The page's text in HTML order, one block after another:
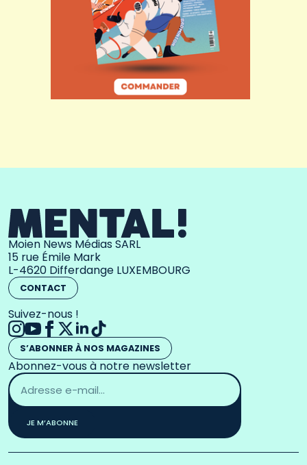
Moien News Médias SARL
15 rue Émile Mark
L-4620 Differdange LUXEMBOURG
CONTACT
Suivez-nous !
S’ABONNER À NOS MAGAZINES
Abonnez-vous à notre newsletter
Adresse
email
*
JE M’ABONNE